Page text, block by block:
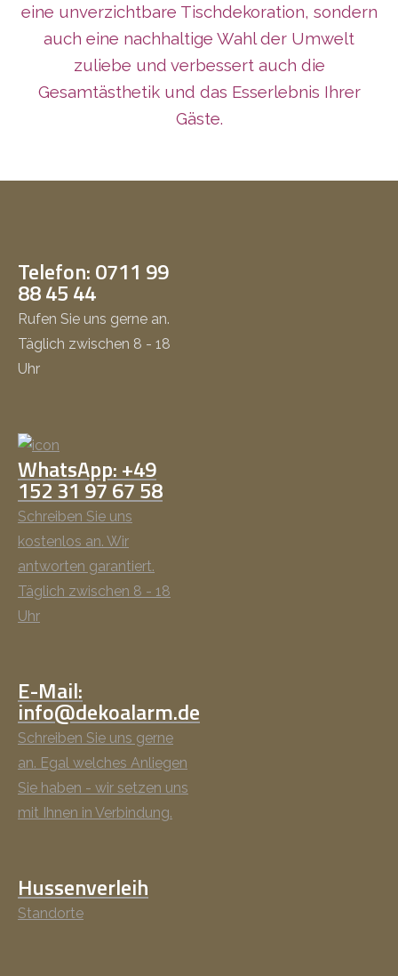
eine unverzichtbare Tischdekoration, sondern
auch eine nachhaltige Wahl der Umwelt
zuliebe und verbessert auch die
Gesamtästhetik und das Esserlebnis Ihrer
Gäste.
Telefon: 0711 99
88 45 44
Rufen Sie uns gerne an.
Täglich zwischen 8 - 18
Uhr
WhatsApp: +49
152 31 97 67 58
Schreiben Sie uns
kostenlos an. Wir
antworten garantiert.
Täglich zwischen 8 - 18
Uhr
E-Mail:
info@dekoalarm.de
Schreiben Sie uns gerne
an. Egal welches Anliegen
Sie haben - wir setzen uns
mit Ihnen in Verbindung.
Hussenverleih
Standorte